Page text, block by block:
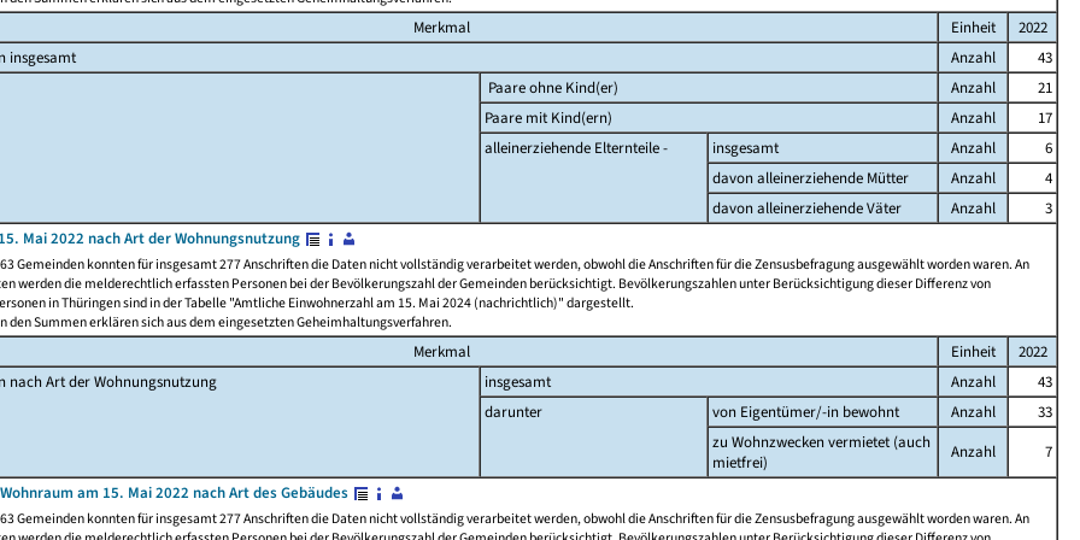
Merkmal Einheit
2022
insgesamt
Anzahl
43
Paare ohne Kind(er)
Anzahl
21
Paare mit Kind(ern)
Anzahl
17
alleinerziehende Elternteile -
insgesamt Anzahl
6
davon alleinerziehende Mütter
Anzahl
4
davon alleinerziehende Väter
Anzahl
3
Mai 2022 nach Art der Wohnungsnutzung
Gemeinden konnten für insgesamt 277 Anschriften die Daten nicht vollständig verarbeitet werden, obwohl die Anschriften für die Zensusbefragung ausgewählt worden waren. An
werden die melderechtlich erfassten Personen bei der Bevölkerungszahl der Gemeinden berücksichtigt. Bevölkerungszahlen unter Berücksichtigung dieser Differenz von
in Thüringen sind in der Tabelle "Amtliche Einwohnerzahl am 15. Mai 2024 (nachrichtlich)" dargestellt.
den Summen erklären sich aus dem eingesetzten Geheimhaltungsverfahren.
Merkmal Einheit
2022
nach Art der Wohnungsnutzung
insgesamt Anzahl
43
darunter
von Eigentümer/-in bewohnt Anzahl
33
zu Wohnzwecken vermietet (auch
mietfrei)
Anzahl
7
am 15. Mai 2022 nach Art des Gebäudes
Gemeinden konnten für insgesamt 277 Anschriften die Daten nicht vollständig verarbeitet werden, obwohl die Anschriften für die Zensusbefragung ausgewählt worden waren. An